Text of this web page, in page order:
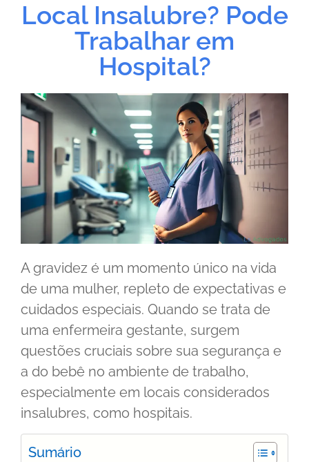
Local Insalubre? Pode
Trabalhar em
Hospital?
A gravidez é um momento único na vida
de uma mulher, repleto de expectativas e
cuidados especiais. Quando se trata de
uma enfermeira gestante, surgem
questões cruciais sobre sua segurança e
a do bebê no ambiente de trabalho,
especialmente em locais considerados
insalubres, como hospitais.
Sumário